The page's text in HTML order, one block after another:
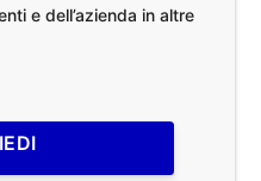
e dell’azienda in altre